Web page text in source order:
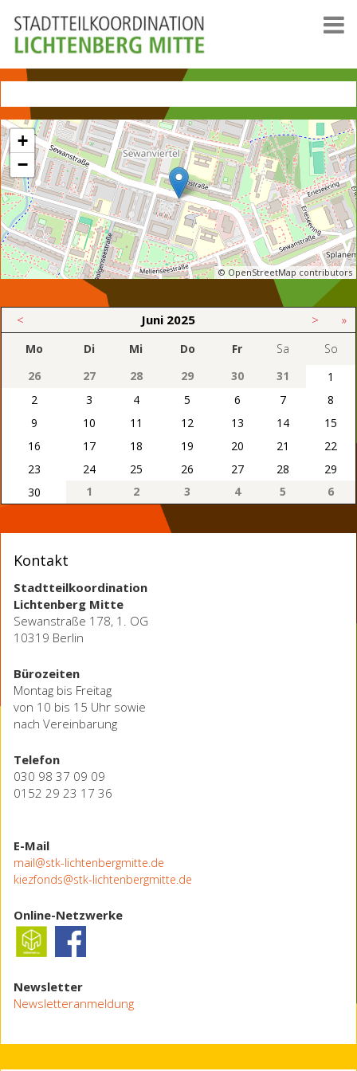
+
−
© OpenStreetMap contributors
< Juni 2025 > »
Mo Di Mi Do Fr Sa
So
26
27 28 29 30 31
1
2
3 4 5 6 7
8
9
10 11 12 13 14
15
16
17 18 19 20 21
22
23
24 25 26 27 28
29
30
1 2 3 4 5 6
Kontakt
Stadtteilkoordination
Lichtenberg Mitte
Sewanstraße 178, 1. OG
10319 Berlin
Bürozeiten
Montag bis Freitag
von 10 bis 15 Uhr sowie
nach Vereinbarung
Telefon
030 98 37 09 09
0152 29 23 17 36
E-Mail
mail@stk-lichtenbergmitte.de
kiezfonds@stk-lichtenbergmitte.de
Online-Netzwerke
Newsletter
Newsletteranmeldung